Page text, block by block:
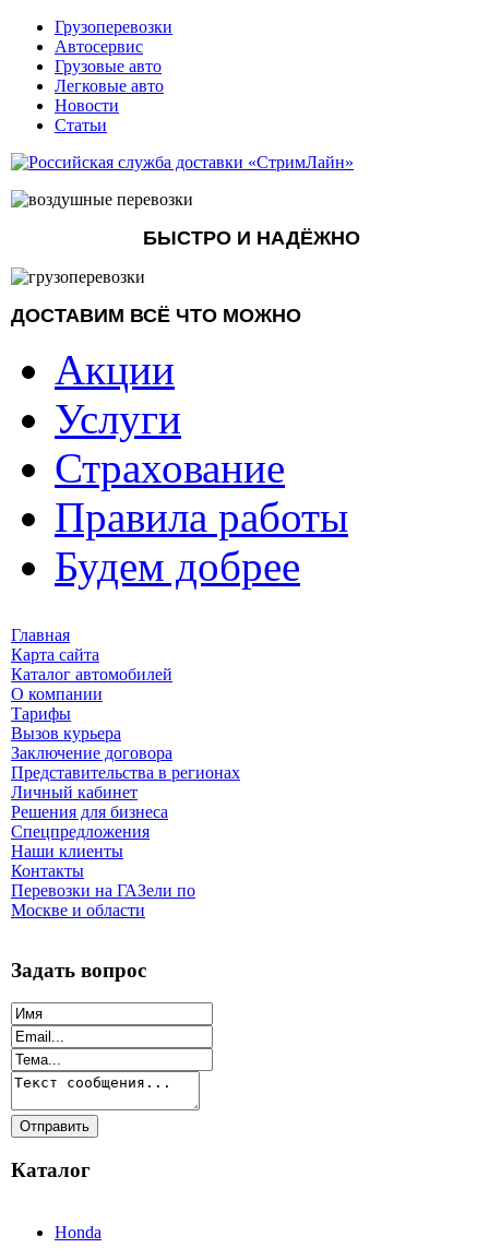
Грузоперевозки
Автосервис
Грузовые авто
Легковые авто
Новости
Статьи
БЫСТРО И НАДЁЖНО
ДОСТАВИМ ВСЁ ЧТО МОЖНО
Акции
Услуги
Страхование
Правила работы
Будем добрее
Главная
Карта сайта
Каталог автомобилей
О компании
Тарифы
Вызов курьера
Заключение договора
Представительства в регионах
Личный кабинет
Решения для бизнеса
Спецпредложения
Наши клиенты
Контакты
Перевозки на ГАЗели по
Москве и области
Задать вопрос
Каталог
Honda